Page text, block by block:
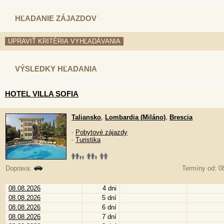
HĽADANIE ZÁJAZDOV
VÝSLEDKY HĽADANIA
HOTEL VILLA SOFIA
Taliansko, Lombardia (Miláno), Brescia
- Pobytové zájazdy
- Turistika
Doprava: Termíny od:
08.08.2026
4 dni
08.08.2026
5 dní
08.08.2026
6 dní
08.08.2026
7 dní